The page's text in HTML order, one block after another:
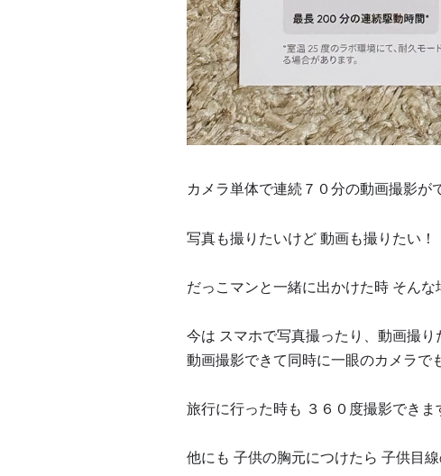
カメラ単体で連続７０分の動画撮影が
写真も撮りたいけど 動画も撮りたい！
だっこマンと一緒に出かけた時 そんな
今は スマホで写真撮ったり、動画撮
動画撮影できて同時に一眼のカメラで
旅行に行った時も ３６０度撮影できま
他にも 子供の胸元につけたら 子供目線